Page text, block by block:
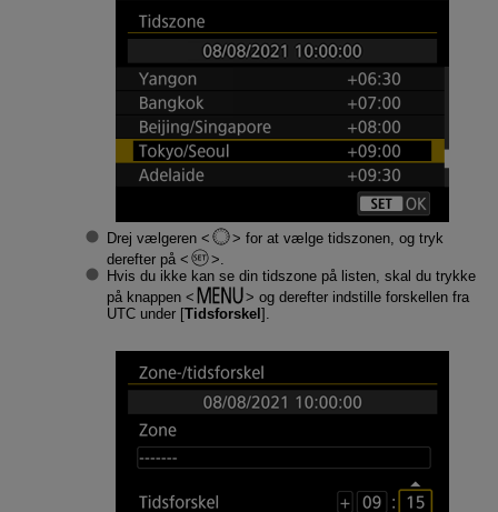
Drej vælgeren
for at vælge tidszonen, og tryk
derefter på
.
Hvis du ikke kan se din tidszone på listen, skal du trykke
på knappen
og derefter indstille forskellen fra
UTC under [Tidsforskel ].